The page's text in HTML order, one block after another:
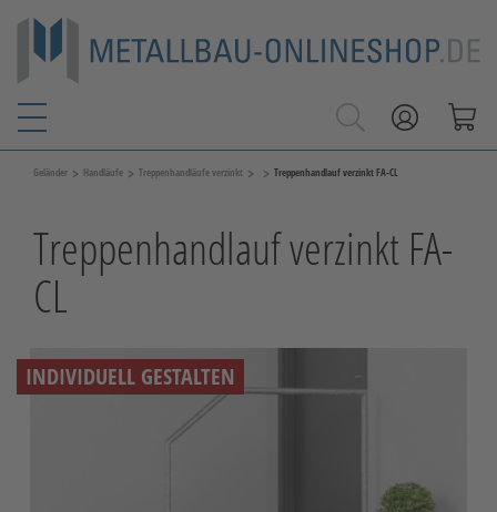
Geländer > Handläufe > Treppenhandläufe verzinkt > > Treppenhandlauf verzinkt FA-CL
Treppenhandlauf verzinkt FA-
CL
INDIVIDUELL GESTALTEN